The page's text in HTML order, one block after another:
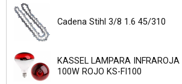
Cadena Stihl 3/8 1.6 45/310
KASSEL LAMPARA INFRAROJA
100W ROJO KS-FI100